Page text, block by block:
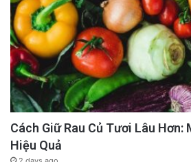
Cách Giữ Rau Củ Tươi Lâu Hơn:
Hiệu Quả